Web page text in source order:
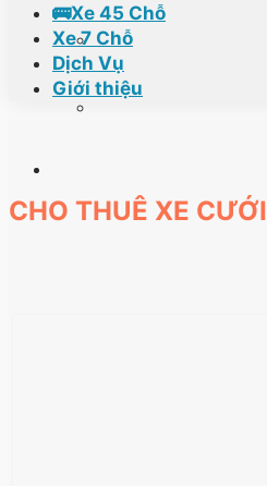
🚌Xe 45 Chỗ
Xe 7 Chỗ
Dịch Vụ
Giới thiệu
CHO THUÊ XE CƯỚI